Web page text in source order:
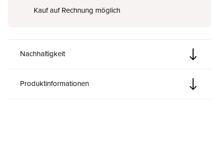
Kauf auf Rechnung möglich
Nachhaltigkeit
Produktinformationen